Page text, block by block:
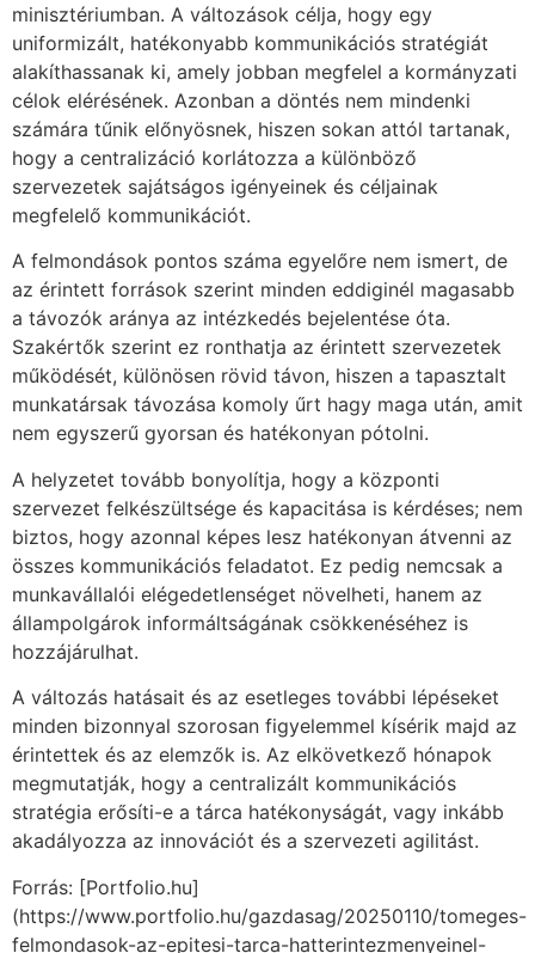
minisztériumban. A változások célja, hogy egy
uniformizált, hatékonyabb kommunikációs stratégiát
alakíthassanak ki, amely jobban megfelel a kormányzati
célok elérésének. Azonban a döntés nem mindenki
számára tűnik előnyösnek, hiszen sokan attól tartanak,
hogy a centralizáció korlátozza a különböző
szervezetek sajátságos igényeinek és céljainak
megfelelő kommunikációt.
A felmondások pontos száma egyelőre nem ismert, de
az érintett források szerint minden eddiginél magasabb
a távozók aránya az intézkedés bejelentése óta.
Szakértők szerint ez ronthatja az érintett szervezetek
működését, különösen rövid távon, hiszen a tapasztalt
munkatársak távozása komoly űrt hagy maga után, amit
nem egyszerű gyorsan és hatékonyan pótolni.
A helyzetet tovább bonyolítja, hogy a központi
szervezet felkészültsége és kapacitása is kérdéses; nem
biztos, hogy azonnal képes lesz hatékonyan átvenni az
összes kommunikációs feladatot. Ez pedig nemcsak a
munkavállalói elégedetlenséget növelheti, hanem az
állampolgárok informáltságának csökkenéséhez is
hozzájárulhat.
A változás hatásait és az esetleges további lépéseket
minden bizonnyal szorosan figyelemmel kísérik majd az
érintettek és az elemzők is. Az elkövetkező hónapok
megmutatják, hogy a centralizált kommunikációs
stratégia erősíti-e a tárca hatékonyságát, vagy inkább
akadályozza az innovációt és a szervezeti agilitást.
Forrás: [Portfolio.hu]
(https://www.portfolio.hu/gazdasag/20250110/tomeges-
felmondasok-az-epitesi-tarca-hatterintezmenyeinel-